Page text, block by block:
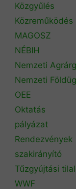
Közgyűlés
Közreműködés
MAGOSZ
NÉBIH
Nemzeti
Nemzeti
OEE
Oktatás
pályázat
Rendezvények
szakirányító
Tűzgyújtási
WWF